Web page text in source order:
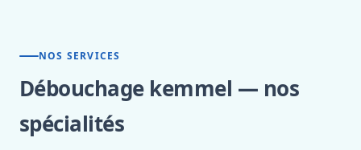
NOS SERVICES
Débouchage kemmel — nos
spécialités